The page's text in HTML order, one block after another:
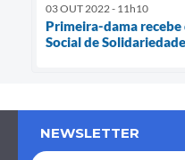
03 OUT 2022 - 11h10
Primeira-dama
Social de Solidariedade
NEWSLETTER